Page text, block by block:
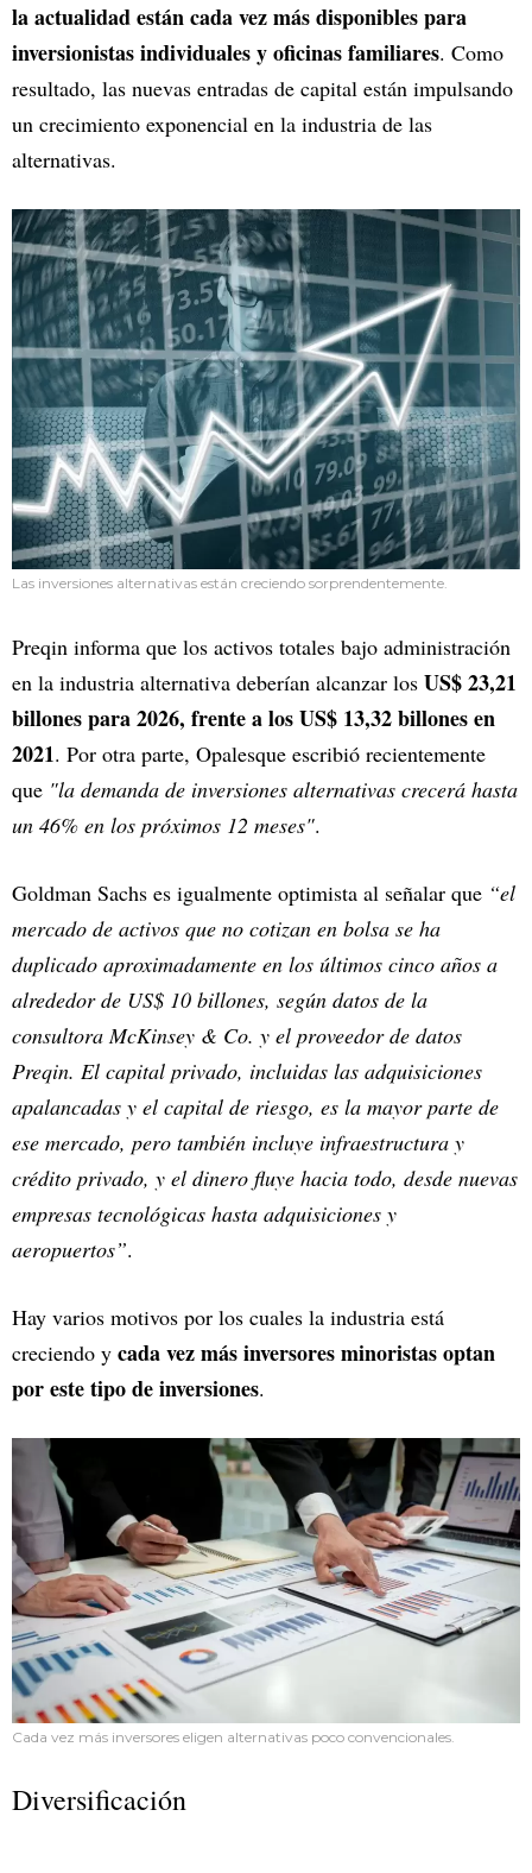
la actualidad están cada vez más disponibles para
inversionistas individuales y oficinas familiares. Como
resultado, las nuevas entradas de capital están impulsando
un crecimiento exponencial en la industria de las
alternativas.
Las inversiones alternativas están creciendo sorprendentemente.
Preqin informa que los activos totales bajo administración
en la industria alternativa deberían alcanzar los US$ 23,21
billones para 2026, frente a los US$ 13,32 billones en
2021. Por otra parte, Opalesque escribió recientemente
que "la demanda de inversiones alternativas crecerá hasta
un 46% en los próximos 12 meses".
Goldman Sachs es igualmente optimista al señalar que “el
mercado de activos que no cotizan en bolsa se ha
duplicado aproximadamente en los últimos cinco años a
alrededor de US$ 10 billones, según datos de la
consultora McKinsey & Co. y el proveedor de datos
Preqin. El capital privado, incluidas las adquisiciones
apalancadas y el capital de riesgo, es la mayor parte de
ese mercado, pero también incluye infraestructura y
crédito privado, y el dinero fluye hacia todo, desde nuevas
empresas tecnológicas hasta adquisiciones y
aeropuertos”.
Hay varios motivos por los cuales la industria está
creciendo y cada vez más inversores minoristas optan
por este tipo de inversiones.
Cada vez más inversores eligen alternativas poco convencionales.
Diversificación